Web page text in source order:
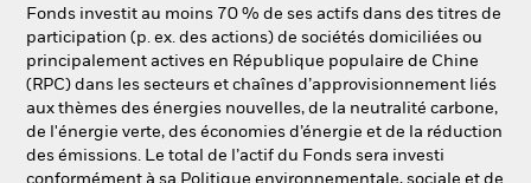
Aladdin
Notre société
Fonds investit au moins 70 % de ses actifs dans des titres de
participation (p. ex. des actions) de sociétés domiciliées ou
principalement actives en République populaire de Chine
(RPC) dans les secteurs et chaînes d’approvisionnement liés
aux thèmes des énergies nouvelles, de la neutralité carbone,
de l'énergie verte, des économies d’énergie et de la réduction
des émissions. Le total de l’actif du Fonds sera investi
conformément à sa Politique environnementale, sociale et de